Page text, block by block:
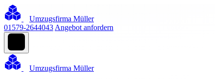
Umzugsfirma Müller
01579-2644043 Angebot anfordern
Umzugsfirma Müller